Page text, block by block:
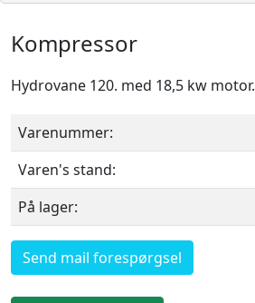
Kompressor
Hydrovane 120. med 18,5 kw motor.
Varenummer:
Varen's stand:
På lager:
Send mail forespørgsel